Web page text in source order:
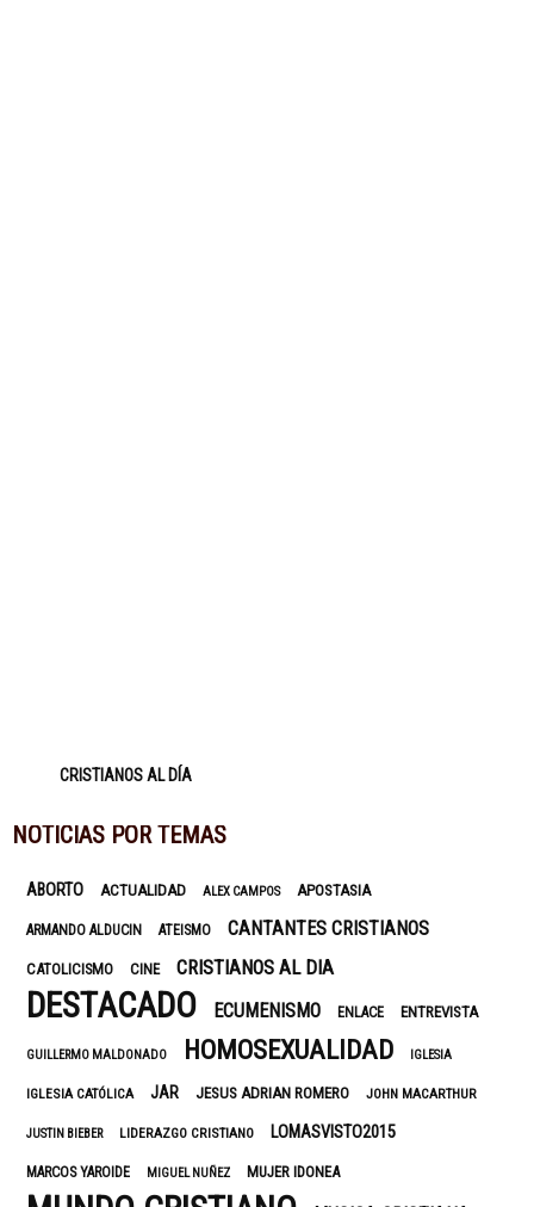
CRISTIANOS AL DÍA
NOTICIAS POR TEMAS
ABORTO ACTUALIDAD ALEX CAMPOS APOSTASIA
ARMANDO ALDUCIN ATEISMO CANTANTES CRISTIANOS
CATOLICISMO CINE CRISTIANOS AL DIA
DESTACADO ECUMENISMO ENLACE ENTREVISTA
GUILLERMO MALDONADO HOMOSEXUALIDAD IGLESIA
IGLESIA CATÓLICA JAR JESUS ADRIAN ROMERO JOHN MACARTHUR
JUSTIN BIEBER LIDERAZGO CRISTIANO LOMASVISTO2015
MARCOS YAROIDE MIGUEL NUÑEZ MUJER IDONEA